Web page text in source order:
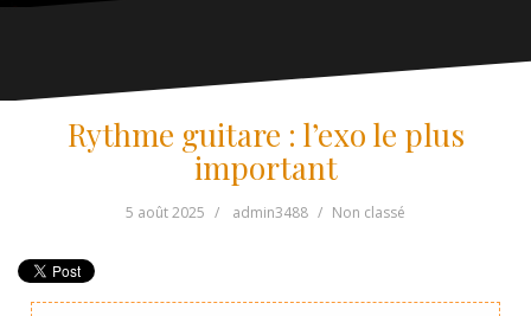
Rythme guitare : l’exo le plus
important
5 août 2025 admin3488 Non classé